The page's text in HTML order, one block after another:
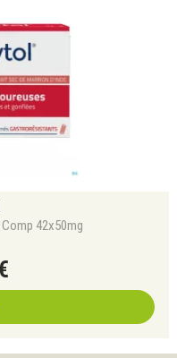
42x50mg